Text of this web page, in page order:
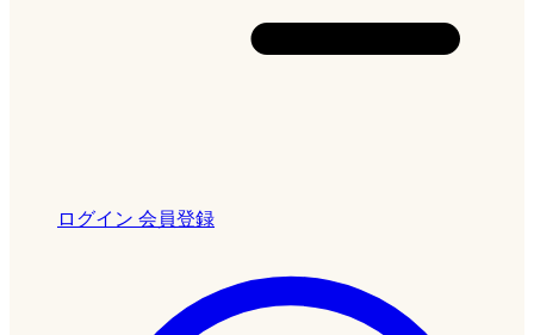
ログイン 会員登録